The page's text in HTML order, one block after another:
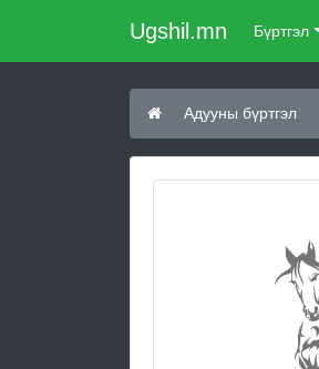
Ugshil.mn Бүртгэл
Адууны бүртгэл